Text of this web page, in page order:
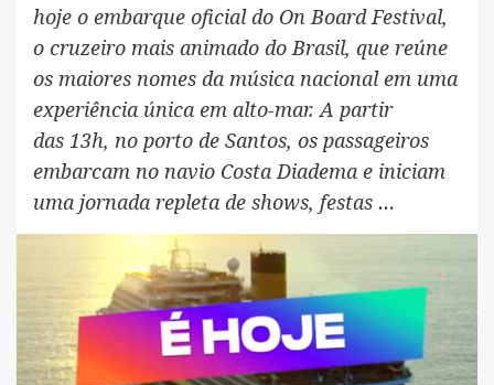
hoje o embarque oficial do On Board Festival,
o cruzeiro mais animado do Brasil, que reúne
os maiores nomes da música nacional em uma
experiência única em alto-mar. A partir
das 13h, no porto de Santos, os passageiros
embarcam no navio Costa Diadema e iniciam
uma jornada repleta de shows, festas …